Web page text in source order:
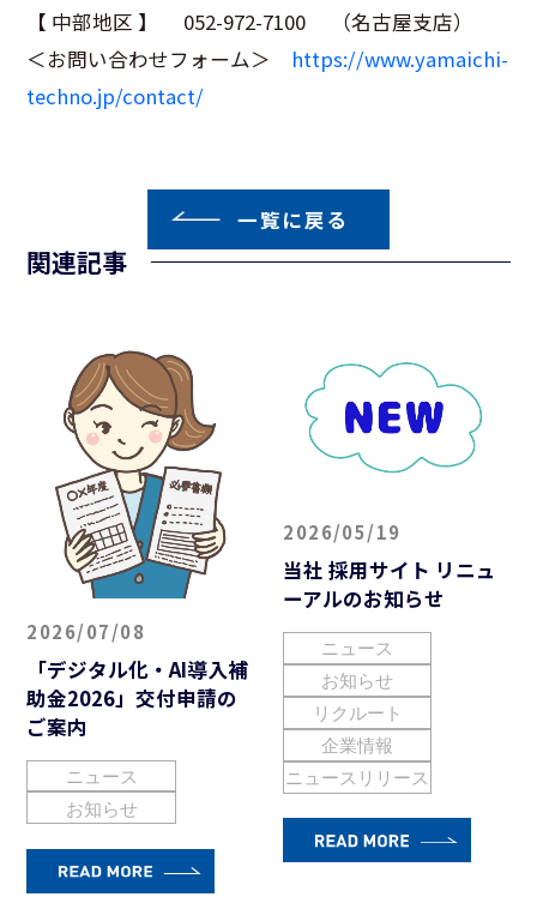
【 中部地区 】 052-972-7100 （名古屋支店）
＜お問い合わせフォーム＞ https://www.yamaichi-
techno.jp/contact/
一覧に戻る
関連記事
2026/07/08
「デジタル化・AI導入補
助金2026」交付申請の
ご案内
ニュース
お知らせ
2026/05/19
当社 採用サイト リニュ
ーアルのお知らせ
ニュース
お知らせ
リクルート
企業情報
ニュースリリース